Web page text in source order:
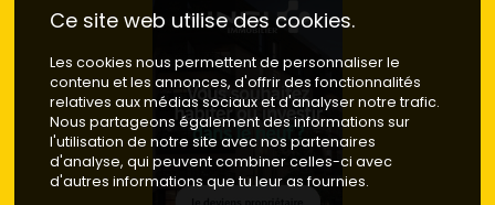
Ce site web utilise des cookies.
Les cookies nous permettent de personnaliser le
contenu et les annonces, d'offrir des fonctionnalités
relatives aux médias sociaux et d'analyser notre trafic.
Nous partageons également des informations sur
l'utilisation de notre site avec nos partenaires
d'analyse, qui peuvent combiner celles-ci avec
d'autres informations que tu leur as fournies.